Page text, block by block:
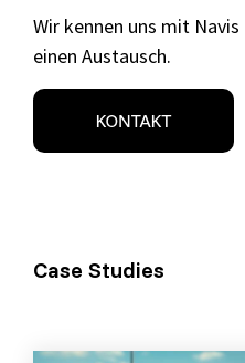
Wir kennen uns mit
einen Austausch.
Case Studies